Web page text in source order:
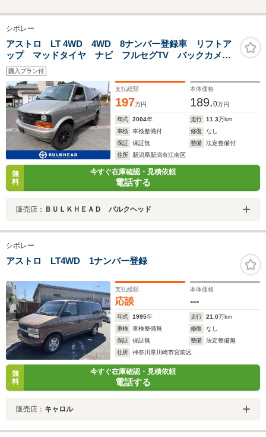
センス 衝突軽減ブレ
ン BSM HUD ハ
ーフレザー シートヒ
イール
ト 合皮コン
ー シートヒ
LEDヘッドラ
イール 車線
シボレー
アストロ LT 4WD 4WD 8ナンバー登録車 リフトア
ップ マッドタイヤ ナビ フルセグTV バックカメ
ラ 5人乗り車椅子登録車(シート4席)
購入プラン付
支払総額
197万円
本体価格
189.0万円
年式 2004年 走行 11.3万km
車検
車検整備付 修復
なし
保証
保証無 整備
法定整備付
住所
新潟県新潟市江南区
無
料
今すぐ在庫確認・見積依頼
電話する
販売店： ＢＵＬＫＨＥＡＤ バルクヘッド
シボレー
アストロ LT4WD 1ナンバー登録
支払総額
応談
本体価格
---
年式 1995年 走行 21.0万km
車検
車検整備無 修復
なし
保証
保証無 整備
法定整備無
住所
神奈川県川崎市宮前区
無
料
今すぐ在庫確認・見積依頼
電話する
販売店： キャロル